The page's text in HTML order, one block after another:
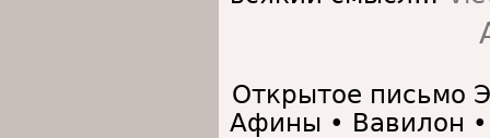
Открытое письмо
Афины • Вавилон